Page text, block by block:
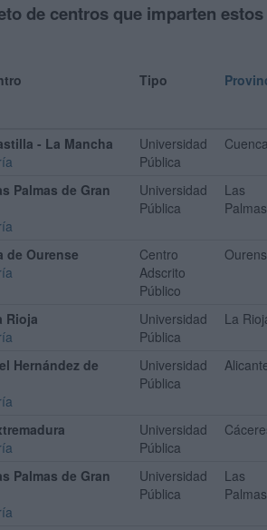
de centros que imparten
Tipo
- La Mancha
Universidad
Pública
Cuenca
Palmas de Gran
Universidad
Pública
Las
Palmas
de Ourense
Centro
Adscrito
Público
Rioja
Universidad
Pública
La
Hernández de
Universidad
Pública
Universidad
Pública
Palmas de Gran
Universidad
Pública
Las
Palmas